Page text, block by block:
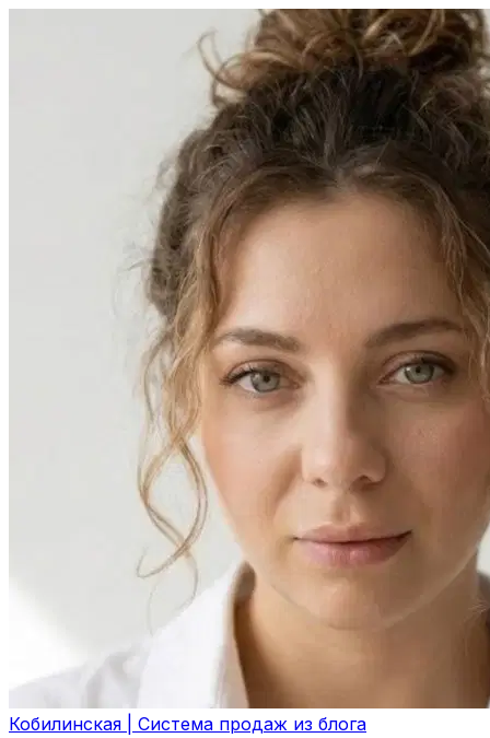
Кобилинская | Система продаж из блога